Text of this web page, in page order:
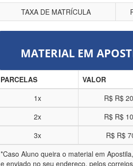
TAXA DE MATRÍCULA
MATERIAL EM
PARCELAS
VALOR
1x
R$ R$
2x
R$ R$
3x
R$ R$
*Caso Aluno queira o material em
e enviado no seu endereço, pelos